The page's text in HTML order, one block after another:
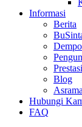
Informasi
Berita
Prestasi
Blog
Hubungi
FAQ